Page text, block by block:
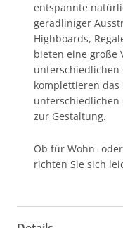
entspannte
geradliniger
Highboards,
bieten eine große
unterschiedlichen
komplettieren das
unterschiedlichen
zur Gestaltung.
Ob für Wohn-
richten Sie sich